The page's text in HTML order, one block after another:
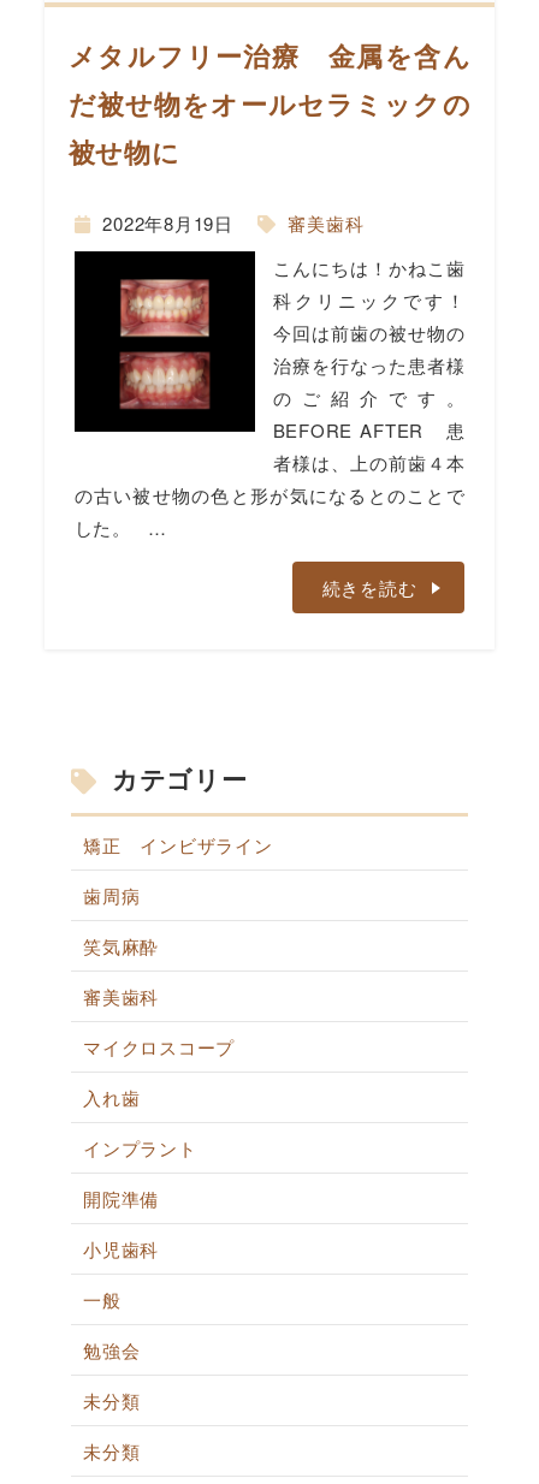
メタルフリー治療 金属を含ん
だ被せ物をオールセラミックの
被せ物に
2022年8月19日
審美歯科
こんにちは！かねこ歯
科クリニックです！
今回は前歯の被せ物の
治療を行なった患者様
のご紹介です。
BEFORE AFTER 患
者様は、上の前歯４本
の古い被せ物の色と形が気になるとのことで
した。 …
続きを読む
カテゴリー
矯正 インビザライン
歯周病
笑気麻酔
審美歯科
マイクロスコープ
入れ歯
インプラント
開院準備
小児歯科
一般
勉強会
未分類
未分類